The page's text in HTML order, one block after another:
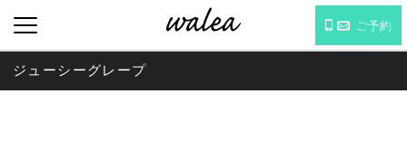
ご予約
ジューシーグレープ